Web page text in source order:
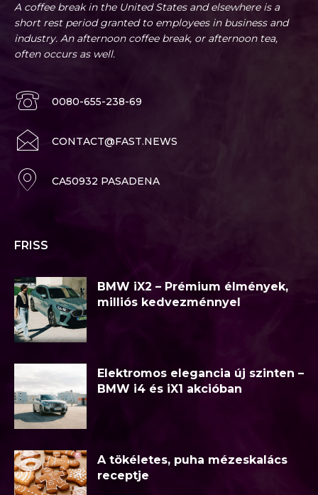
A coffee break in the United States and elsewhere is a
short rest period granted to employees in business and
industry. An afternoon coffee break, or afternoon tea,
often occurs as well.
0080-655-238-69
CONTACT@FAST.NEWS
CA50932 PASADENA
FRISS
BMW iX2 – Prémium élmények,
milliós kedvezménnyel
Elektromos elegancia új szinten –
BMW i4 és iX1 akcióban
A tökéletes, puha mézeskalács
receptje